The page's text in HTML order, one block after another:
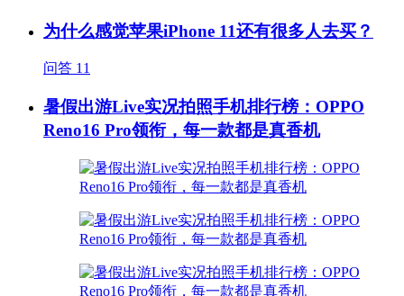
为什么感觉苹果iPhone 11还有很多人去买？
问答 11
暑假出游Live实况拍照手机排行榜：OPPO
Reno16 Pro领衔，每一款都是真香机